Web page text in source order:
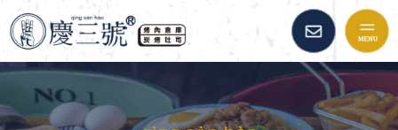
慶三號倉庫烤肉早午餐::
品牌故事